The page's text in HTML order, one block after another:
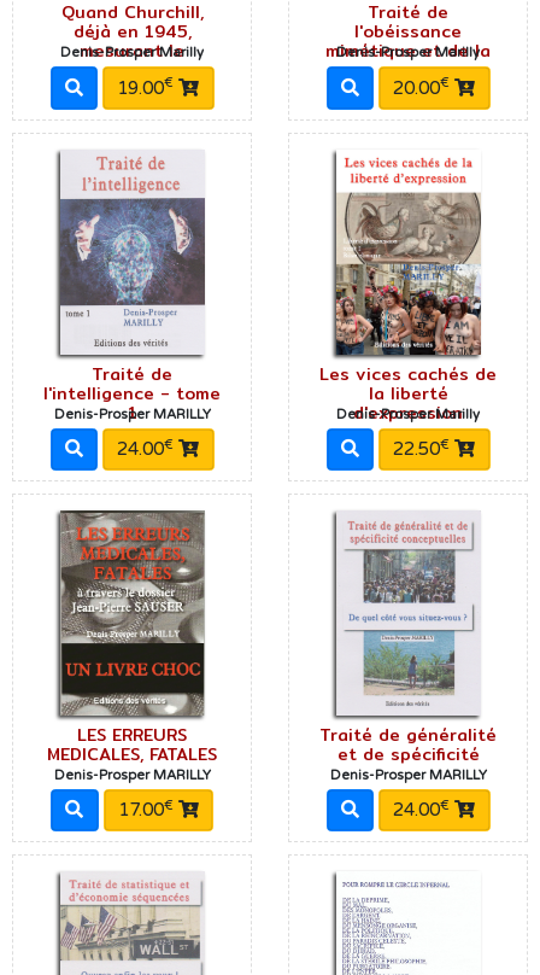
Quand Churchill,
déjà en 1945,
mesurant le
Denis-Prosper Marilly
19.00€
Traité de
l'obéissance
mimétique et de la
Denis-Prosper Marilly
20.00€
Traité de
l'intelligence - tome
1
Denis-Prosper MARILLY
24.00€
Les vices cachés de
la liberté
d'expression
Denis-Prosper Marilly
22.50€
LES ERREURS
MEDICALES, FATALES
Denis-Prosper MARILLY
17.00€
Traité de généralité
et de spécificité
Denis-Prosper MARILLY
24.00€